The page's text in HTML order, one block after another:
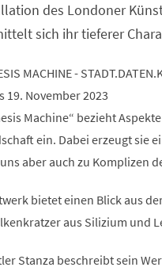
des Londoner
sich ihr tieferer
MACHINE -
19. November 2023
Machine“ bezieht
ein. Dabei erzeugt sie
aber auch zu Komplizen
bietet einen Blick aus
aus Silizium und
Stanza beschreibt sein